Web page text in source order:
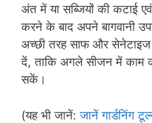
अंत में या सब्जियों की कटाई
करने के बाद अपने बागवानी
अच्छी तरह साफ और
दें, ताकि अगले सीजन में काम
सकें।
(यह भी जानें:जानें गार्डनिंग